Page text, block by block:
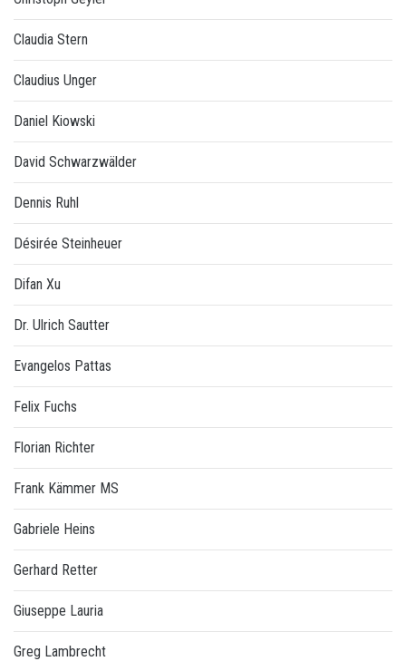
Claudia Stern
Claudius Unger
Daniel Kiowski
David Schwarzwälder
Dennis Ruhl
Désirée Steinheuer
Difan Xu
Dr. Ulrich Sautter
Evangelos Pattas
Felix Fuchs
Florian Richter
Frank Kämmer MS
Gabriele Heins
Gerhard Retter
Giuseppe Lauria
Greg Lambrecht